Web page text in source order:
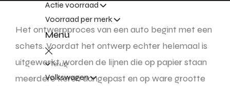
Actie voorraad
Voorraad per merk
Menu
Terug
Volkswagen
Het ontwerpproces van een auto begint met een
schets. Voordat het ontwerp echter helemaal is
uitgewerkt, worden de lijnen die op papier staan
meerdere keren aangepast en op ware grootte